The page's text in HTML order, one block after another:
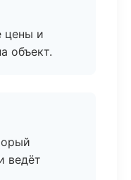
цены и
объект.
ведёт